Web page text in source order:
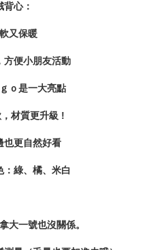
心：
又保暖
方便小朋友活動
ｏ是一大亮點
材質更升級 !
也更自然好看
：綠、橘、米白
大一號也沒關係。